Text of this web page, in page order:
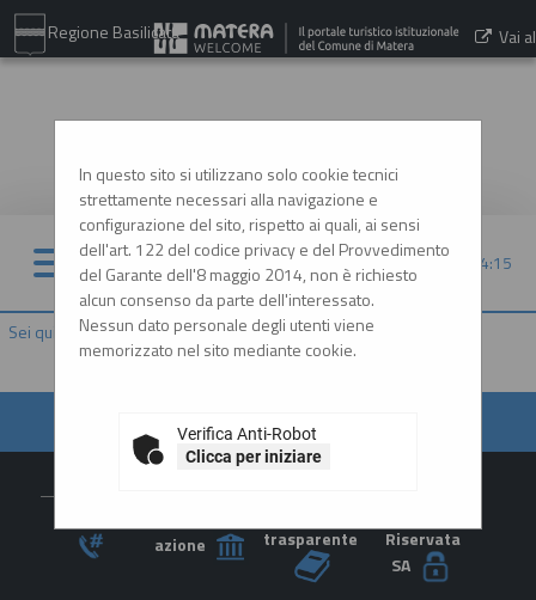
Regione Basilicata Vai al
10/08/2026 04:15
Sei qui: Home»Informazioni»Istruzioni e manuali
In questo sito si utilizzano solo cookie tecnici
strettamente necessari alla navigazione e
configurazione del sito, rispetto ai quali, ai sensi
dell'art. 122 del codice privacy e del Provvedimento
del Garante dell'8 maggio 2014, non è richiesto
alcun consenso da parte dell'interessato.
Nessun dato personale degli utenti viene
memorizzato nel sito mediante cookie.
Verifica Anti-Robot
Clicca per iniziare
azione
trasparente
Riservata
SA